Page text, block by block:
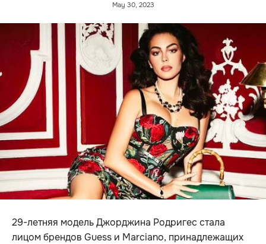
May 30, 2023
29-летняя модель Джорджина Родригес стала
лицом брендов Guess и Marciano, принадлежащих